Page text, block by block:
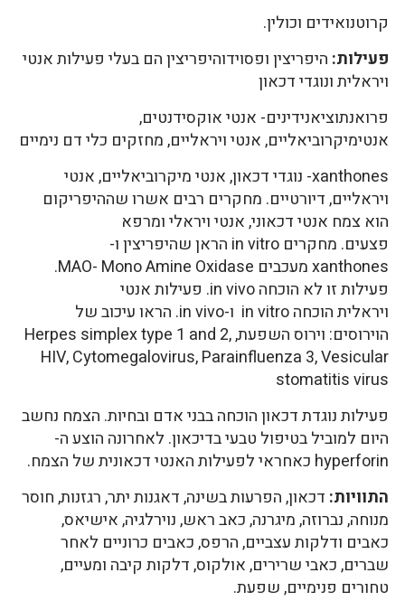
קרוטנואידים וכולין.
פעילות: היפריצין ופסוידוהיפריצין הם בעלי פעילות אנטי
ויראלית ונוגדי דכאון
פרואנתוציאנידינים- אנטי אוקסידנטים,
אנטימיקרוביאליים, אנטי ויראליים, מחזקים כלי דם נימיים
xanthones- נוגדי דכאון, אנטי מיקרוביאליים, אנטי
ויראליים, דיורטיים. מחקרים רבים אשרו שההיפריקום
הוא צמח אנטי דכאוני, אנטי ויראלי ומרפא
פצעים. מחקרים in vitro הראן שהיפריצין ו-
xanthones מעכבים MAO- Mono Amine Oxidase.
פעילות זו לא הוכחה in vivo. פעילות אנטי
ויראלית הוכחה in vitro ו-in vivo. הראו עיכוב של
הוירוסים: וירוס השפעת, Herpes simplex type 1 and 2,
HIV, Cytomegalovirus, Parainfluenza 3, Vesicular
stomatitis virus
פעילות נוגדת דכאון הוכחה בבני אדם ובחיות. הצמח נחשב
היום למוביל בטיפול טבעי בדיכאון. לאחרונה הוצע ה-
hyperforin כאחראי לפעילות האנטי דכאונית של הצמח.
התוויות: דכאון, הפרעות בשינה, דאגנות יתר, רגזנות, חוסר
מנוחה, נברוזה, מיגרנה, כאב ראש, נוירלגיה, אישיאס,
כאבים ודלקות עצביים, הרפס, כאבים כרוניים לאחר
שברים, כאבי שרירים, אולקוס, דלקות קיבה ומעיים,
טחורים פנימיים, שפעת.